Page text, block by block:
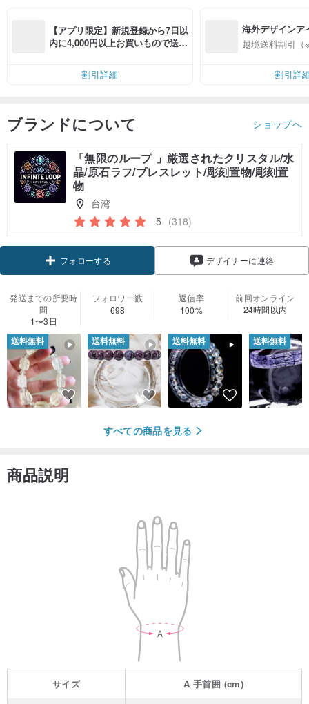
【アプリ限定】新規登録から7日以
内に4,000円以上お買いもので送料
割引詳細
海外デザインア
入
越境送料割引（
割引詳
ブランドについて ショップへ
「無限のループ 」厳選されたクリスタル/水
晶/原石ラフ/ブレスレット/彫刻置物/彫刻置
物
台湾
5 (318)
フォローする デザイナーに連絡
発送までの所要時
間
1〜3日
フォロワー数
698
返信率
100%
前回オンライン
24時間以内
送料無料 送料無料 送料無料 送料無料
すべての商品を見る
商品説明
サイズ A手首囲 (cm)